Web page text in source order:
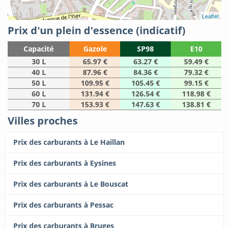
Leaflet
Prix d'un plein d'essence (indicatif)
Capacité Gazole SP98
E10
30 L
65.97 € 63.27 €
59.49 €
40 L
87.96 € 84.36 €
79.32 €
50 L
109.95 € 105.45 €
99.15 €
60 L
131.94 € 126.54 €
118.98 €
70 L
153.93 € 147.63 € 138.81 €
Villes proches
Prix des carburants à Le Haillan
Prix des carburants à Eysines
Prix des carburants à Le Bouscat
Prix des carburants à Pessac
Prix des carburants à Bruges